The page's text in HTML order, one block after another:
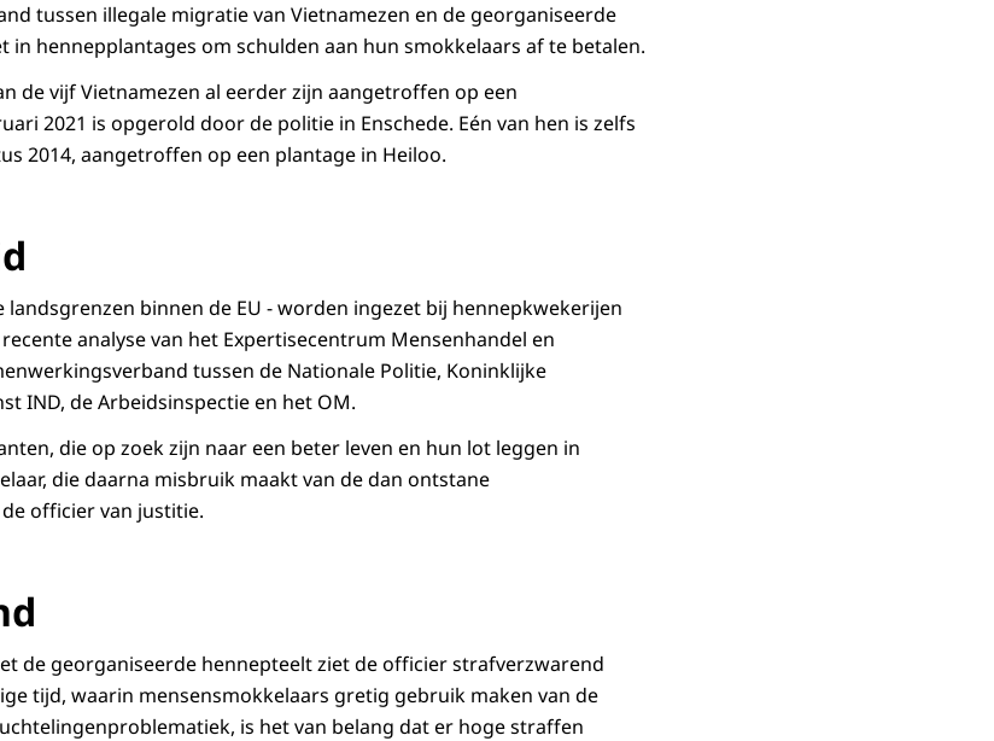
tussen illegale migratie van Vietnamezen en de georganiseerde
in hennepplantages om schulden aan hun smokkelaars af te betalen.
de vijf Vietnamezen al eerder zijn aangetroffen op een
2021 is opgerold door de politie in Enschede. Eén van hen is zelfs
2014, aangetroffen op een plantage in Heiloo.
landsgrenzen binnen de EU - worden ingezet bij hennepkwekerijen
analyse van het Expertisecentrum Mensenhandel en
tussen de Nationale Politie, Koninklijke
IND, de Arbeidsinspectie en het OM.
die op zoek zijn naar een beter leven en hun lot leggen in
die daarna misbruik maakt van de dan ontstane
officier van justitie.
de georganiseerde hennepteelt ziet de officier strafverzwarend
tijd, waarin mensensmokkelaars gretig gebruik maken van de
is het van belang dat er hoge straffen